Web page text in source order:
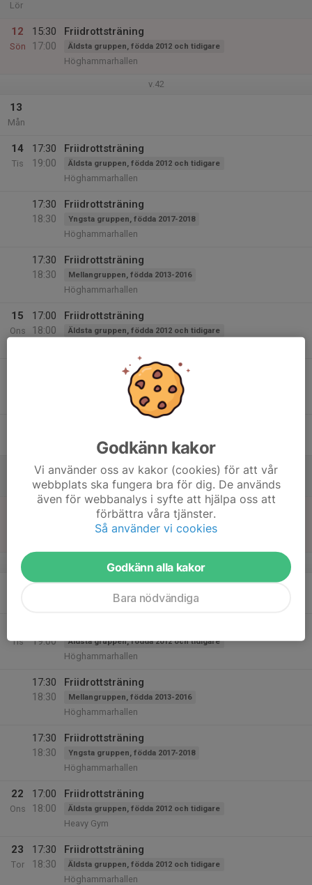
Lör
12
Sön
15:30
17:00
Friidrottsträning
Äldsta gruppen, födda 2012 och tidigare
Höghammarhallen
v.42
13
Mån
14
Tis
17:30
19:00
Friidrottsträning
Äldsta gruppen, födda 2012 och tidigare
Höghammarhallen
17:30
18:30
Friidrottsträning
Yngsta gruppen, födda 2017-2018
Höghammarhallen
17:30
18:30
Friidrottsträning
Mellangruppen, födda 2013-2016
Höghammarhallen
15
Ons
17:00
18:00
Friidrottsträning
Äldsta gruppen, födda 2012 och tidigare
Friidrottsträning
Äldsta gruppen, födda 2012 och tidigare
Höghammarhallen
Friidrottsträning
Äldsta gruppen, födda 2012 och tidigare
v.43
Tis
19:00
Äldsta gruppen, födda 2012 och tidigare
Höghammarhallen
17:30
18:30
Friidrottsträning
Mellangruppen, födda 2013-2016
Höghammarhallen
17:30
18:30
Friidrottsträning
Yngsta gruppen, födda 2017-2018
Höghammarhallen
22
Ons
17:00
18:00
Friidrottsträning
Äldsta gruppen, födda 2012 och tidigare
Heavy Gym
23
Tor
17:30
18:30
Friidrottsträning
Äldsta gruppen, födda 2012 och tidigare
Höghammarhallen
Godkänn kakor
Vi använder oss av kakor (cookies) för att vår
webbplats ska fungera bra för dig. De används
även för webbanalys i syfte att hjälpa oss att
förbättra våra tjänster.
Så använder vi cookies
Godkänn alla kakor
Bara nödvändiga